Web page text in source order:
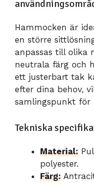
Hammocken är
en större
anpassas till olika
neutrala färg och
ett justerbart tak
efter dina behov,
samlingspunkt för
Tekniska
Material:
polyester.
Färg: